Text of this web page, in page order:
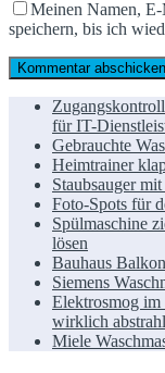
Meinen Namen,
speichern, bis ich
für IT-
Gebrauchte
Heimtrainer
Staubsauger
Foto-Spots für
Spülmaschine
lösen
Bauhaus
Siemens
Elektrosmog
wirklich
Miele